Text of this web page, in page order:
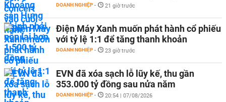
DOANH NGHIỆP - 21 giờ trước
Điện Máy Xanh muốn phát hành cổ phiếu
với tỷ lệ 1:1 để tăng thanh khoản
DOANH NGHIỆP - 23 giờ trước
EVN đã xóa sạch lỗ lũy kế, thu gần
353.000 tỷ đồng sau nửa năm
DOANH NGHIỆP - 20:54 | 07/08/2026